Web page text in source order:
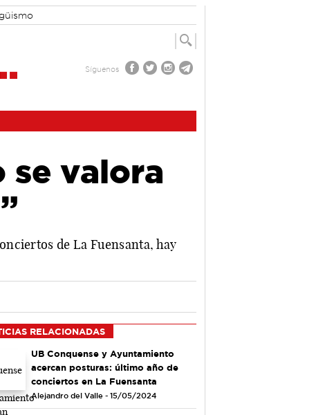
Síguenos
se valora
de La Fuensanta, hay
RELACIONADAS
UB Conquense y Ayuntamiento
acercan posturas: último año de
conciertos en La Fuensanta
Alejandro del Valle - 15/05/2024